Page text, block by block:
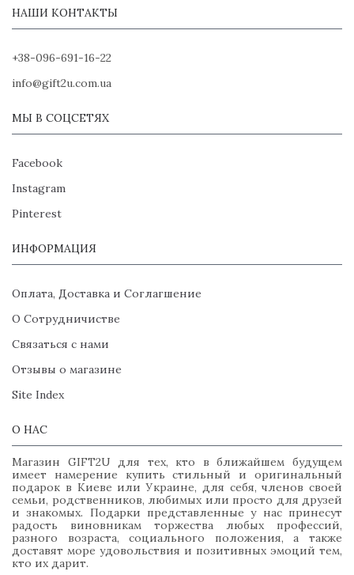
НАШИ КОНТАКТЫ
+38-096-691-16-22
info@gift2u.com.ua
МЫ В СОЦСЕТЯХ
Facebook
Instagram
Pinterest
ИНФОРМАЦИЯ
Оплата, Доставка и Соглагшение
О Сотрудничистве
Связаться с нами
Отзывы о магазине
Site Index
О НАС
Магазин GIFT2U для тех, кто в ближайшем будущем
имеет намерение купить стильный и оригинальный
подарок в Киеве или Украине, для себя, членов своей
семьи, родственников, любимых или просто для друзей
и знакомых. Подарки представленные у нас принесут
радость виновникам торжества любых профессий,
разного возраста, социального положения, а также
доставят море удовольствия и позитивных эмоций тем,
кто их дарит.